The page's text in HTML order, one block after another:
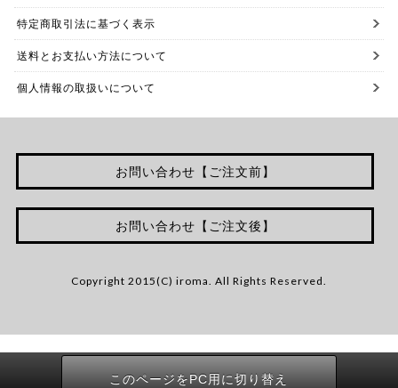
特定商取引法に基づく表示
送料とお支払い方法について
個人情報の取扱いについて
お問い合わせ【ご注文前】
お問い合わせ【ご注文後】
Copyright 2015(C) iroma. All Rights Reserved.
このページをPC用に切り替え